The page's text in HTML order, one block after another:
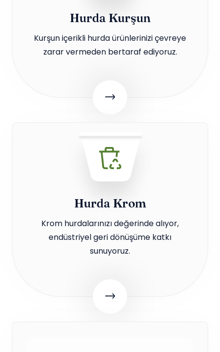
Hurda Kurşun
Kurşun içerikli hurda ürünlerinizi çevreye
zarar vermeden bertaraf ediyoruz.
Hurda Krom
Krom hurdalarınızı değerinde alıyor,
endüstriyel geri dönüşüme katkı
sunuyoruz.